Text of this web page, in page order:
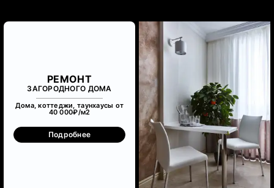
РЕМОНТ
ЗАГОРОДНОГО ДОМА
Дома, коттеджи, таунхаусы от
40 000₽/м2
Подробнее